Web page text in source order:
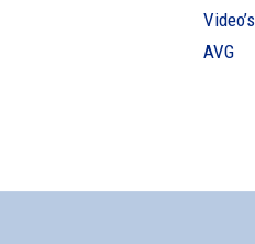
Video’s
AVG